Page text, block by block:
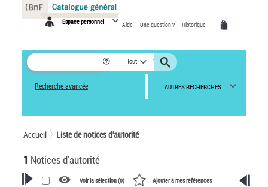
Espace personnel Aide Une question ? Historique
Tout
Recherche avancée AUTRES RECHERCHES
Accueil Liste de notices d’autorité
1 Notices d'autorité
Voir la sélection (0) Ajouter à mes références
Panneau de gestion des cookies